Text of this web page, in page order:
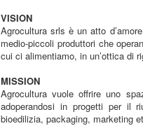
VISION
Agrocultura srls è un atto
medio-piccoli produttori che
cui ci alimentiamo, in un’ottica di
MISSION
Agrocultura vuole offrire uno
adoperandosi in progetti per il
bioedilizia, packaging, marketing